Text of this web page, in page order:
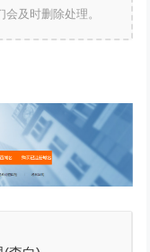
及时删除处理。